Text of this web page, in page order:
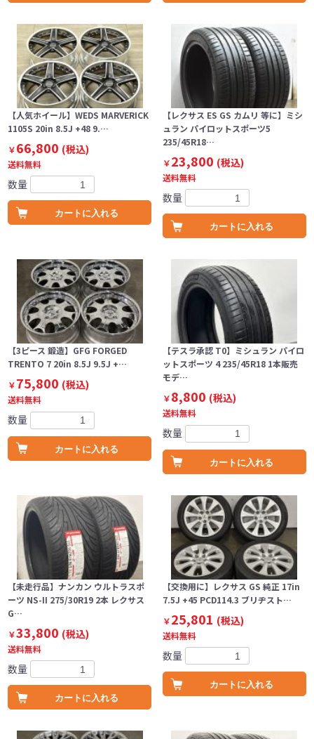
【人気ホイール】WEDS MARVERICK
1105S 20in 8.5J +48 9.…
￥66,800 (税込)
送料無料
数量
カートに入れる
【レクサス ES GS カムリ 等に】ミシ
ュラン パイロットスポーツ5
235/45R18…
￥23,800 (税込)
送料無料
数量
カートに入れる
【3ピース 鍛造】GFG FORGED
TRENTO 7 20in 8.5J 9.5J +…
￥75,800 (税込)
送料無料
数量
カートに入れる
【テスラ承認 T0】ミシュラン パイロ
ットスポーツ 4 235/45R18 1本販売
モデ…
￥8,800 (税込)
送料無料
数量
カートに入れる
【未走行品】ナンカン ウルトラスポ
ーツ NS-II 275/30R19 2本 レクサス
G…
￥33,800 (税込)
送料無料
数量
カートに入れる
【交換用に】レクサス GS 純正 17in
7.5J +45 PCD114.3 ブリヂスト…
￥25,801 (税込)
送料無料
数量
カートに入れる